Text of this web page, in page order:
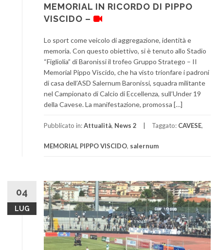
MEMORIAL IN RICORDO DI PIPPO
VISCIDO –
Lo sport come veicolo di aggregazione, identità e
memoria. Con questo obiettivo, si è tenuto allo Stadio
“Figliolia” di Baronissi il trofeo Gruppo Stratego – II
Memorial Pippo Viscido, che ha visto trionfare i padroni
di casa dell’ASD Salernum Baronissi, squadra militante
nel Campionato di Calcio di Eccellenza, sull’Under 19
della Cavese. La manifestazione, promossa […]
Pubblicato in:Attualità, News 2 Taggato: CAVESE,
MEMORIAL PIPPO VISCIDO, salernum
04
LUG